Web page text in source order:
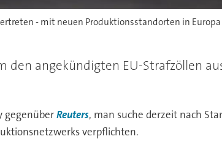
- mit neuen Produktionsstandorten in
den angekündigten EU-Strafzöllen
gegenüberReuters, man suche derzeit nach
verpflichten.